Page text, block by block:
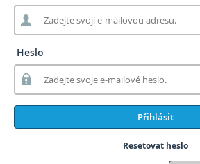
Heslo
Přihlásit
Resetovat heslo